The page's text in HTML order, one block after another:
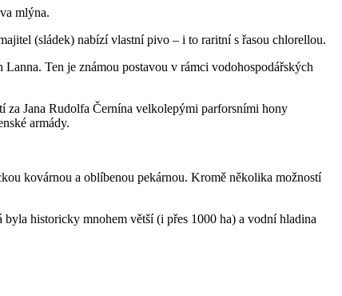
mlýna.
(sládek) nabízí vlastní pivo – i to raritní s řasou chlorellou.
Ten je známou postavou v rámci vodohospodářských
za Jana Rudolfa Černína velkolepými parforsními hony
armády.
kovárnou a oblíbenou pekárnou. Kromě několika možností
historicky mnohem větší (i přes 1000 ha) a vodní hladina